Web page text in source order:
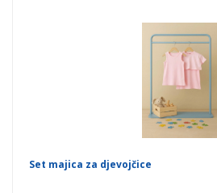
Set majica za djevojčice